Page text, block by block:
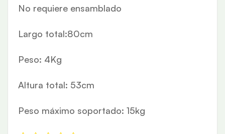
No requiere ensamblado
Largo total:80cm
Peso: 4Kg
Altura total: 53cm
Peso máximo soportado: 15kg